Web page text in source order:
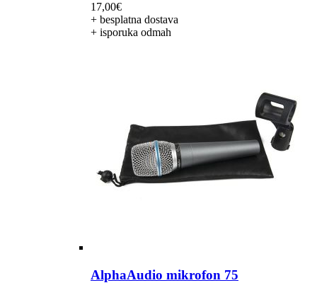
17,00€
+ besplatna dostava
+ isporuka odmah
AlphaAudio mikrofon 75